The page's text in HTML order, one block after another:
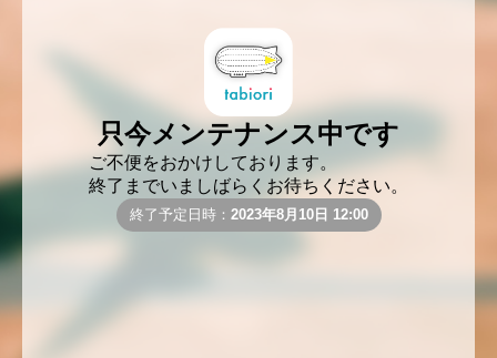
只今メンテナンス中です
ご不便をおかけしております。
終了までいましばらくお待ちください。
終了予定日時： 2023年8月10日 12:00